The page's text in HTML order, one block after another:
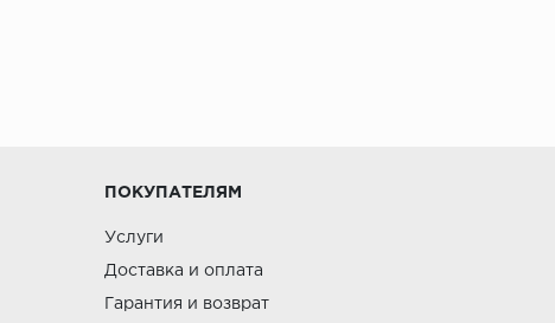
ПОКУПАТЕЛЯМ
Услуги
Доставка и оплата
Гарантия и возврат